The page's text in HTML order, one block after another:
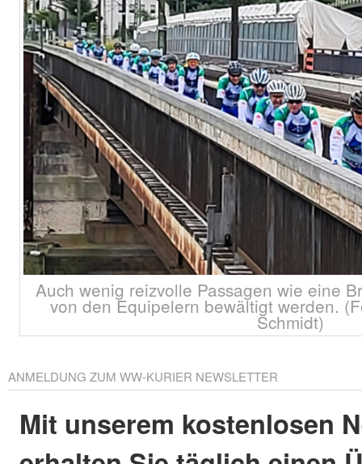
Auch wenig reizvolle Passagen wie eine
von den Equipelern bewältigt werden.
Schmidt)
ANMELDUNG ZUM WW-KURIER NEWSLETTER
Mit unserem kostenlosen